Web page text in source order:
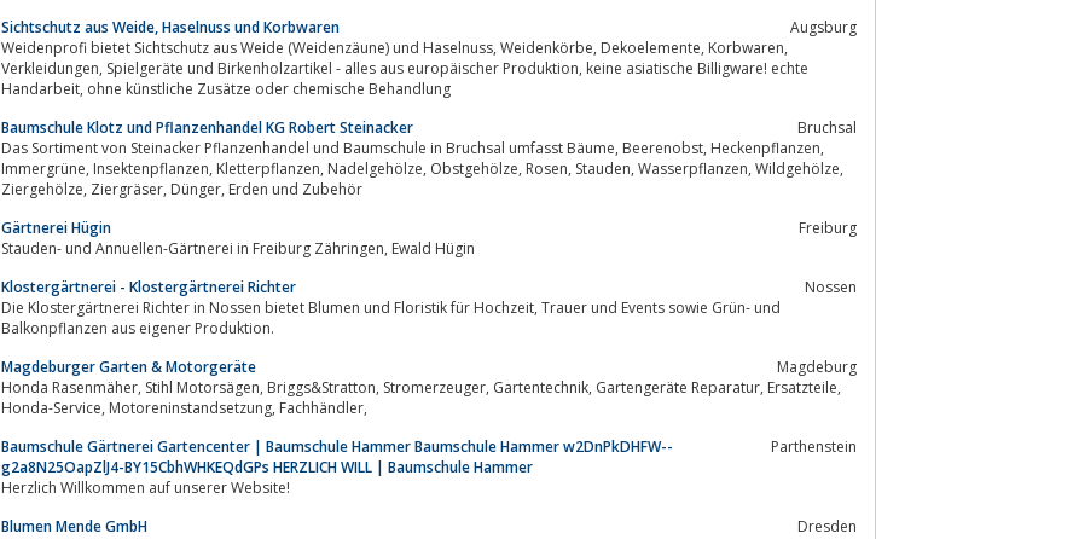
Sichtschutz aus Weide, Haselnuss und Korbwaren
Augsburg
Weidenprofi bietet Sichtschutz aus Weide (Weidenzäune) und Haselnuss, Weidenkörbe, Dekoelemente, Korbwaren,
Verkleidungen, Spielgeräte und Birkenholzartikel - alles aus europäischer Produktion, keine asiatische Billigware! echte
Handarbeit, ohne künstliche Zusätze oder chemische Behandlung
Baumschule Klotz und Pflanzenhandel KG Robert Steinacker
Bruchsal
Das Sortiment von Steinacker Pflanzenhandel und Baumschule in Bruchsal umfasst Bäume, Beerenobst, Heckenpflanzen,
Immergrüne, Insektenpflanzen, Kletterpflanzen, Nadelgehölze, Obstgehölze, Rosen, Stauden, Wasserpflanzen, Wildgehölze,
Ziergehölze, Ziergräser, Dünger, Erden und Zubehör
Gärtnerei Hügin
Freiburg
Stauden- und Annuellen-Gärtnerei in Freiburg Zähringen, Ewald Hügin
Klostergärtnerei - Klostergärtnerei Richter
Nossen
Die Klostergärtnerei Richter in Nossen bietet Blumen und Floristik für Hochzeit, Trauer und Events sowie Grün- und
Balkonpflanzen aus eigener Produktion.
Magdeburger Garten & Motorgeräte
Magdeburg
Honda Rasenmäher, Stihl Motorsägen, Briggs&Stratton, Stromerzeuger, Gartentechnik, Gartengeräte Reparatur, Ersatzteile,
Honda-Service, Motoreninstandsetzung, Fachhändler,
Baumschule Gärtnerei Gartencenter | Baumschule Hammer Baumschule Hammer w2DnPkDHFW--
g2a8N25OapZlJ4-BY15CbhWHKEQdGPs HERZLICH WILL | Baumschule Hammer
Parthenstein
Herzlich Willkommen auf unserer Website!
Blumen Mende GmbH
Dresden